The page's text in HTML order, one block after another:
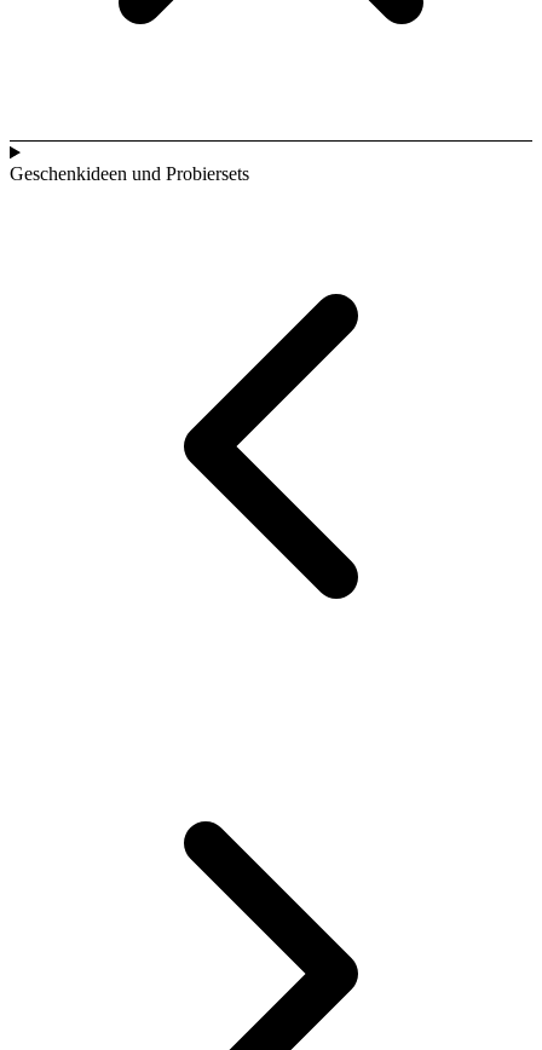
Geschenkideen und Probiersets